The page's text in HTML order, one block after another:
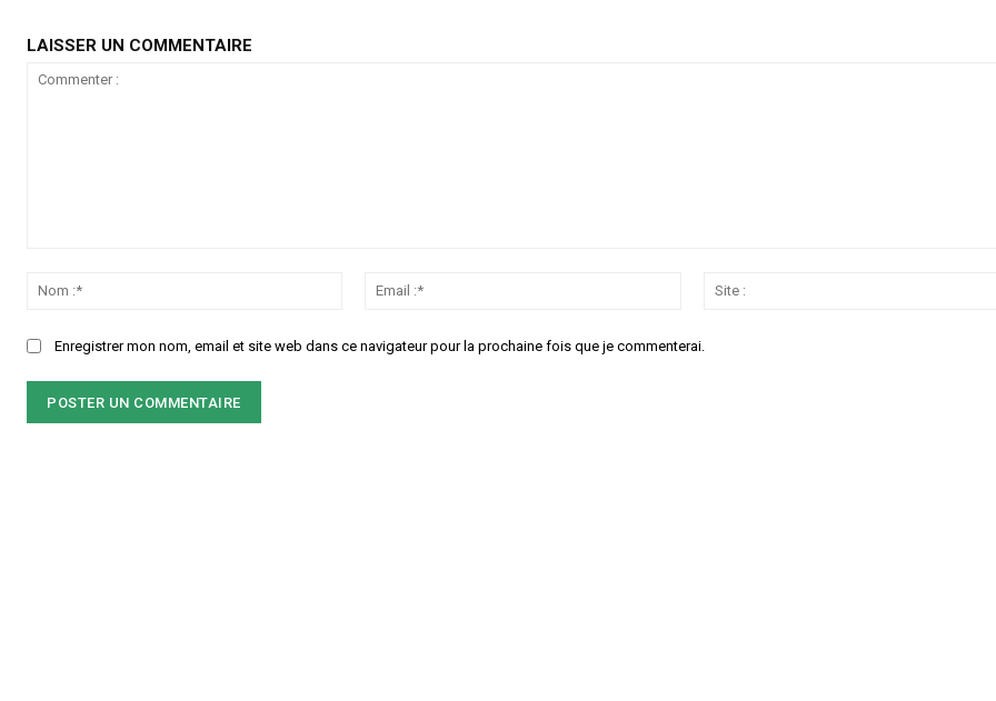
LAISSER UN COMMENTAIRE
Nom
Email
Enregistrer mon nom, email et site web dans ce navigateur pour la prochaine fois que je commenterai.